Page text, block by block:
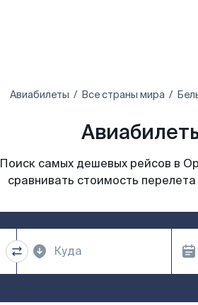
Авиабилеты Все страны мира
Поиск самых дешевых рейсов в
сравнивать стоимость